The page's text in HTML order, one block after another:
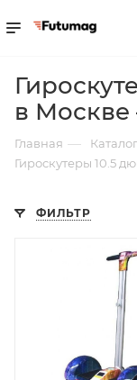
в
Главная — Каталог
Гироскутеры 10.5
ФИЛЬТР